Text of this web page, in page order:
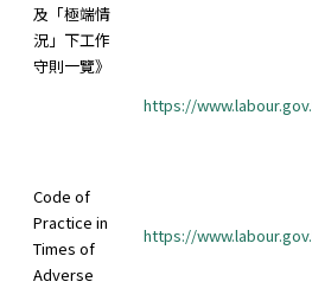
及「極端情
況」下工作
守則一覽》
Code of
Practice in
Times of
Adverse
https://
https://